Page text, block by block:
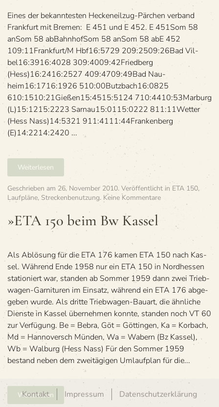
—
Bremen
Eines der bekann­tes­ten Hecken­eil­zug-Pär­chen ver­band
Frank­furt mit Bre­men: E 451 und E 452. E 451Som 58
anSom 58 abBahn­hofSom 58 anSom 58 abE 452
109:11Frankfurt/M Hbf16:5729 209:2509:26Bad Vil­
bel16:3916:4028 309:4009:42Fried­berg
(Hess)16:2416:2527 409:4709:49Bad Nau­
heim16:1716:1926 510:00Butz­bach16:0825
610:1510:21Gie­ßen15:4515:5124 710:4410:53Mar­burg
(L)15:1215:2223 Sar­nau15:0115:0222 811:11Wet­ter
(Hess Nass)14:5321 911:4111:44Fran­ken­berg
(E)14:2214:2420 ...
Weiterlesen
Geschrieben am 26. November 2010. Veröffentlicht in ETA 150,
Laufpläne, Streckenbenutzung. Keine Kommentarezu
»ETA 150 beim Bw Kassel
Als Ablö­sung für die ETA 176 kamen ETA 150 nach Kas­
sel. Wäh­rend Ende 1958 nur ein ETA 150 in Nord­hes­sen
sta­tio­niert war, stan­den ab Som­mer 1959 dann zwei Trieb­
wa­gen-Gar­ni­tu­ren im Ein­satz, wäh­rend ein ETA 176 abge­
ge­ben wurde. Als dritte Trieb­wa­gen-Bau­art, die ähn­li­che
Dienste in Kas­sel über­neh­men konnte, stan­den noch VT 60
zur Verfügung. Be = Bebra, Göt = Göt­tin­gen, Ka = Kor­bach,
Md = Han­no­versch Mün­den, Wa = Wabern (Bz Kas­sel),
Wb = Wal­burg (Hess Nass) Für den Som­mer 1959
bestand neben dem zwei­tä­gi­gen Umlauf­plan für die...
Weiterlesen
Kontakt Impressum Datenschutzerklärung